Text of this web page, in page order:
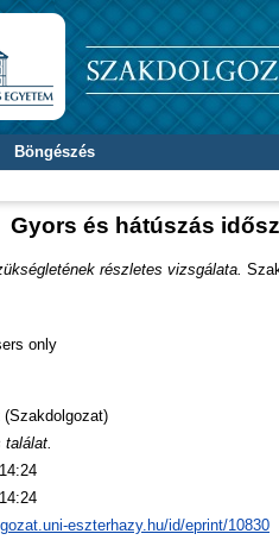
Böngészés
Gyors és hátúszás
részletes vizsgálata.
only
találat.
eszterhazy.hu/id/eprint/10830